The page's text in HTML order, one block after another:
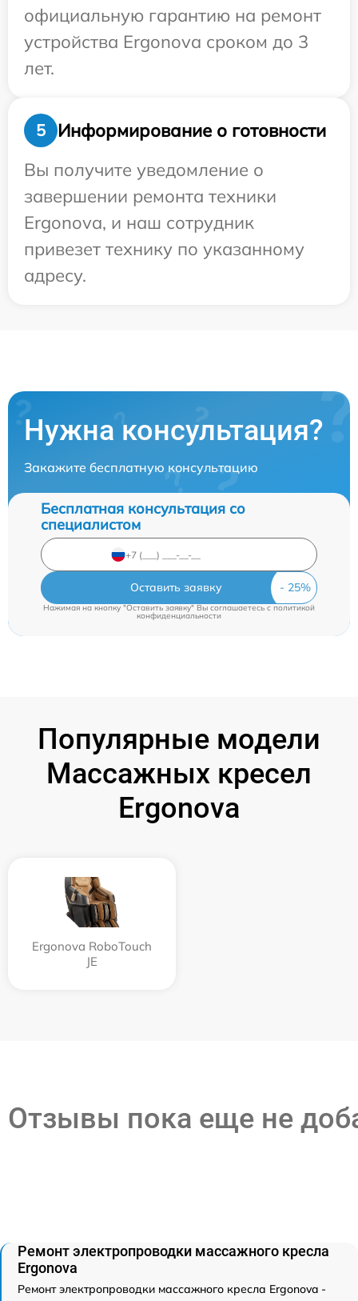
официальную гарантию на ремонт
устройства Ergonova сроком до 3
лет.
5
Информирование о готовности
Вы получите уведомление о
завершении ремонта техники
Ergonova, и наш сотрудник
привезет технику по указанному
адресу.
Нужна консультация?
Закажите бесплатную консультацию
Бесплатная консультация со
специалистом
Оставить заявку
Нажимая на кнопку "Оставить заявку" Вы соглашаетесь cполитикой
конфиденциальности
Популярные модели
Массажных кресел
Ergonova
Ergonova RoboTouch
JE
Отзывы пока еще не
Ремонт электропроводки массажного кресла
Ergonova
Ремонт электропроводки массажного кресла Ergonova -